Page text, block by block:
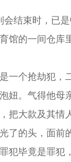
束时，已是
馆的一间仓库
个抢劫犯，二
妞。气得他母
把大款及其情
的头，面前的
毕竟是罪犯，